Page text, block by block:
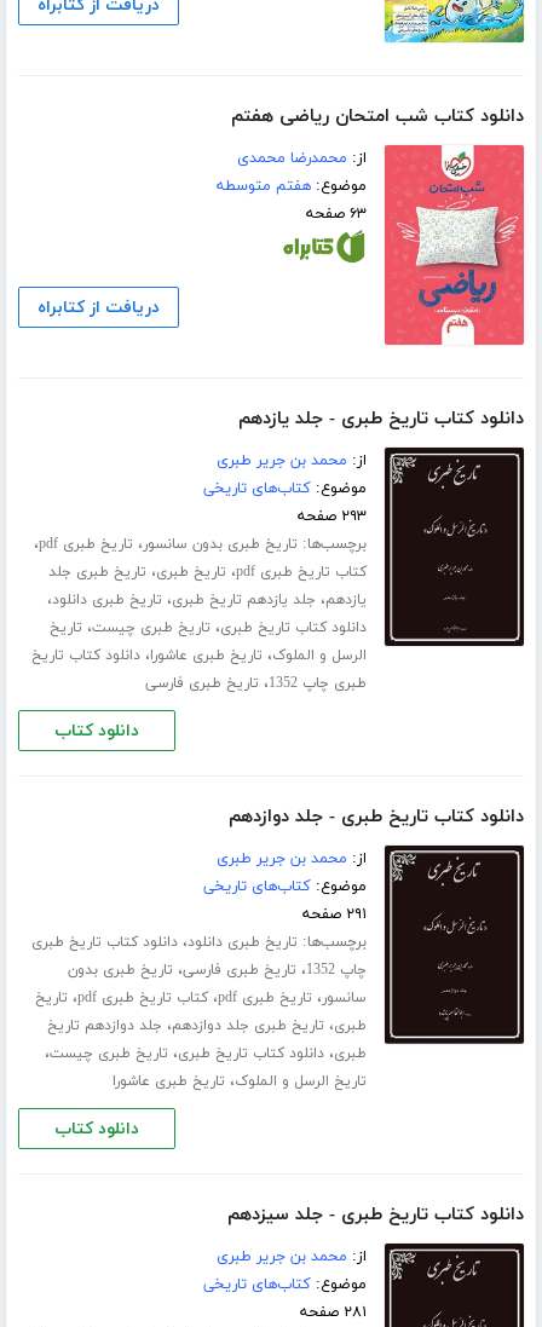
دریافت از کتابراه
دانلود کتاب شب امتحان ریاضی هفتم
از: محمدرضا محمدی
موضوع:هفتم متوسطه
۶۳ صفحه
دریافت از کتابراه
دانلود کتاب تاریخ طبری - جلد یازدهم
از: محمد بن جریر طبری
موضوع:کتاب‌های تاریخی
۲۹۳ صفحه
برچسب‌ها: تاریخ طبری بدون سانسور، تاریخ طبری pdf ،
کتاب تاریخ طبری pdf ، تاریخ طبری، تاریخ طبری جلد
‌یازدهم، جلد یازدهم تاریخ طبری، تاریخ طبری دانلود،
دانلود کتاب تاریخ طبری، تاریخ طبری چیست، تاریخ
الرسل و الملوک، تاریخ طبری عاشورا،دانلود کتاب تاریخ
طبری چاپ 1352
، تاریخ طبری فارسی
دانلود کتاب
دانلود کتاب تاریخ طبری - جلد دوازدهم
از: محمد بن جریر طبری
موضوع:کتاب‌های تاریخی
۲۹۱ صفحه
برچسب‌ها: تاریخ طبری دانلود،دانلود کتاب تاریخ طبری
چاپ 1352
، تاریخ طبری فارسی، تاریخ طبری بدون
سانسور، تاریخ طبری pdf ،کتاب تاریخ طبری pdf ، تاریخ
طبری، تاریخ طبری جلد ‌دوازدهم، جلد دوازدهم تاریخ
طبری،دانلود کتاب تاریخ طبری، تاریخ طبری چیست،
تاریخ الرسل و الملوک، تاریخ طبری عاشورا
دانلود کتاب
دانلود کتاب تاریخ طبری - جلد سیزدهم
از: محمد بن جریر طبری
موضوع:کتاب‌های تاریخی
۲۸۱ صفحه